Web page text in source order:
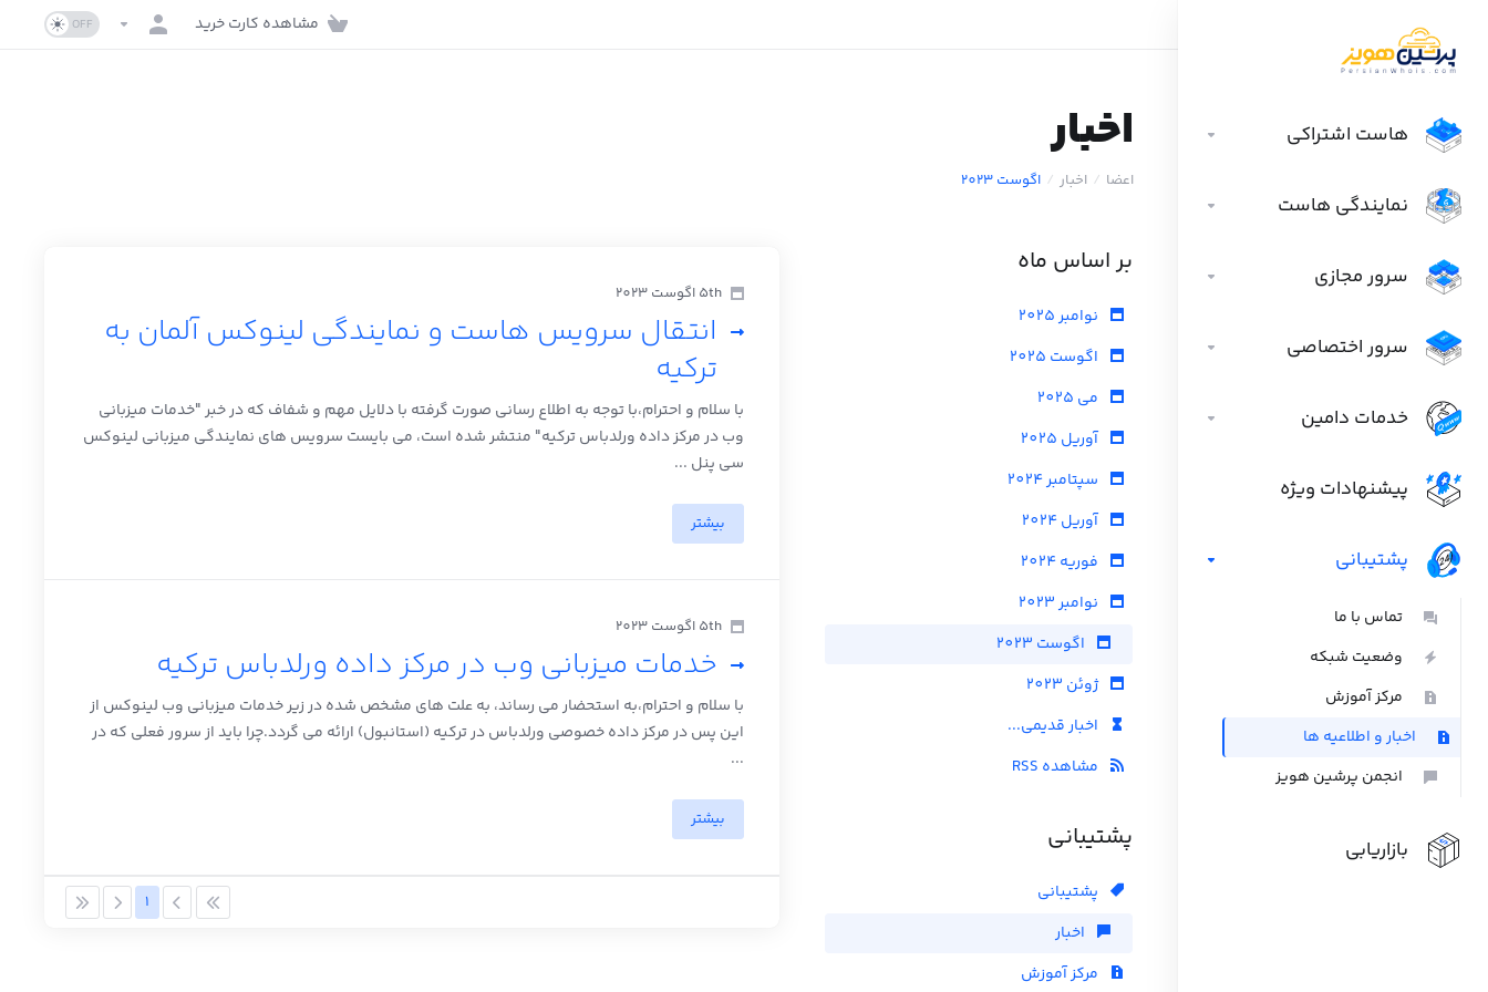
هاست اشتراکی
نمایندگی هاست
سرور مجازی
سرور اختصاصی
خدمات دامین
پیشنهادات ویژه
پشتیبانی
تماس با ما
وضعیت شبکه
مرکز آموزش
اخبار و اطلاعیه ها
انجمن پرشین هویز
بازاریابی
مشاهده کارت خرید
اخبار
اعضا اخبار اگوست 2023
بر اساس ماه
نوامبر 2025
اگوست 2025
می 2025
آوریل 2025
سپتامبر 2024
آوریل 2024
فوریه 2024
نوامبر 2023
اگوست 2023
ژوئن 2023
اخبار قدیمی...
مشاهده RSS
پشتیبانی
پشتیبانی
اخبار
مرکز آموزش
5th اگوست 2023
انتقال سرویس هاست و نمایندگی لینوکس آلمان به
ترکیه
با سلام و احترام،با توجه به اطلاع رسانی صورت گرفته با دلایل مهم و شفاف که در خبر "خدمات میزبانی
وب در مرکز داده ورلدباس ترکیه" منتشر شده است، می بایست سرویس های نمایندگی میزبانی لینوکس
سی پنل ...
بیشتر
5th اگوست 2023
خدمات میزبانی وب در مرکز داده ورلدباس ترکیه
با سلام و احترام،به استحضار می رساند، به علت های مشخص شده در زیر خدمات میزبانی وب لینوکس از
این پس در مرکز داده خصوصی ورلدباس در ترکیه (استانبول) ارائه می گردد.چرا باید از سرور فعلی که در
...
بیشتر
1